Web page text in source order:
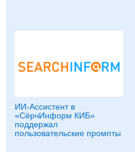
ИИ-Ассистент в
«СёрчИнформ КИБ»
поддержал
пользовательские промпты